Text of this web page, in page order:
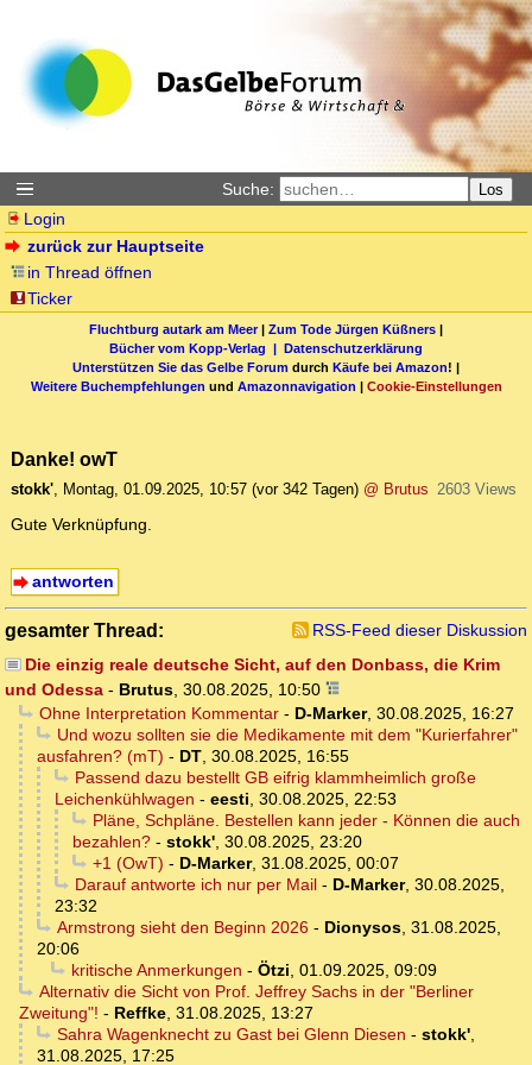
Suche: Los
Login
zurück zur Hauptseite
in Thread öffnen
Ticker
Fluchtburg autark am Meer| Zum Tode Jürgen Küßners |
Bücher vom Kopp-Verlag | Datenschutzerklärung
Unterstützen Sie das Gelbe Forum durch Käufe bei Amazon! |
Weitere Buchempfehlungen und Amazonnavigation | Cookie-Einstellungen
Danke! owT
stokk', Montag, 01.09.2025, 10:57 (vor 342 Tagen) @ Brutus 2603 Views
Gute Verknüpfung.
antworten
gesamter Thread:
RSS-Feed dieser Diskussion
Die einzig reale deutsche Sicht, auf den Donbass, die Krim
und Odessa - Brutus, 30.08.2025, 10:50
Ohne Interpretation Kommentar- D-Marker, 30.08.2025, 16:27
Und wozu sollten sie die Medikamente mit dem "Kurierfahrer"
ausfahren? (mT) - DT, 30.08.2025, 16:55
Passend dazu bestellt GB eifrig klammheimlich große
Leichenkühlwagen - eesti, 30.08.2025, 22:53
Pläne, Schpläne. Bestellen kann jeder - Können die auch
bezahlen? - stokk', 30.08.2025, 23:20
+1 (OwT) - D-Marker, 31.08.2025, 00:07
Darauf antworte ich nur per Mail- D-Marker, 30.08.2025,
23:32
Armstrong sieht den Beginn 2026- Dionysos, 31.08.2025,
20:06
kritische Anmerkungen - Ötzi, 01.09.2025, 09:09
Alternativ die Sicht von Prof. Jeffrey Sachs in der "Berliner
Zweitung"! - Reffke, 31.08.2025, 13:27
Sahra Wagenknecht zu Gast bei Glenn Diesen - stokk',
31.08.2025, 17:25